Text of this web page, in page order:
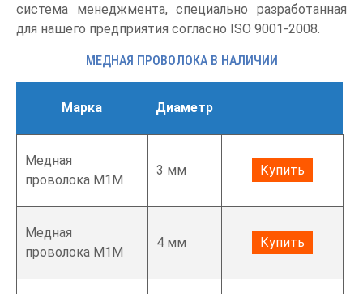
система менеджмента, специально разработанная
для нашего предприятия согласно ISO 9001-2008.
МЕДНАЯ ПРОВОЛОКА В НАЛИЧИИ
Марка Диаметр
Медная
проволока М1М
3 мм Купить
Медная
проволока М1М
4 мм Купить